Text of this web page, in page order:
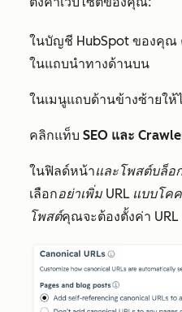
ในบัญชี HubSpot ของคุณ
ในแถบนำทางด้านบน
ในเมนูแถบด้านข้างซ้ายให้
คลิกแท็บ SEO และ
ในฟิลด์หน้าและโพสต์บล็อ
เลือกอย่าเพิ่ม URL แบบโ
โพสต์คุณจะต้องตั้งค่า